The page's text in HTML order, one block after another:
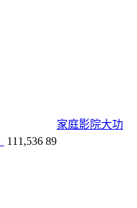
家庭影院大功
111,536 89